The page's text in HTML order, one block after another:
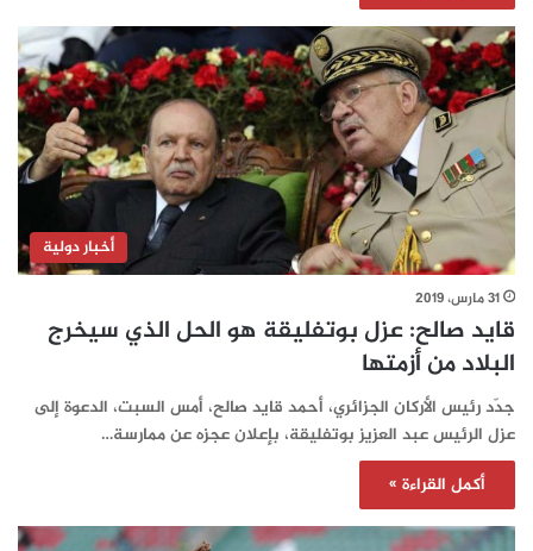
أخبار دولية
31 مارس، 2019
قايد صالح: عزل بوتفليقة هو الحل الذي سيخرج
البلاد من أزمتها
جدّد رئيس الأركان الجزائري، أحمد قايد صالح، أمس السبت، الدعوة إلى
عزل الرئيس عبد العزيز بوتفليقة، بإعلان عجزه عن ممارسة…
أكمل القراءة »